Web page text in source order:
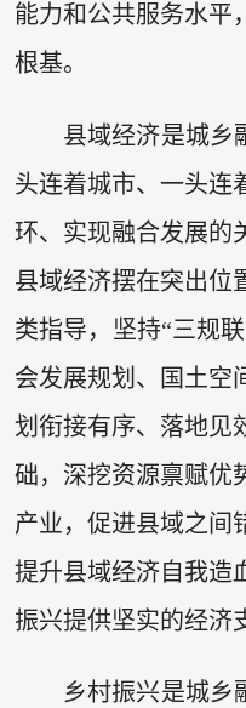
能力和公共服务水平
根基。
县域经济是城乡
头连着城市、一头连
环、实现融合发展的
县域经济摆在突出位
类指导，坚持“三规
会发展规划、国土空
划衔接有序、落地见
础，深挖资源禀赋优
产业，促进县域之间
提升县域经济自我造
振兴提供坚实的经济
乡村振兴是城乡